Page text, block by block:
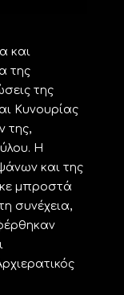
και
της
της
Κυνουρίας
της,
Η
και της
μπροστά
συνέχεια,